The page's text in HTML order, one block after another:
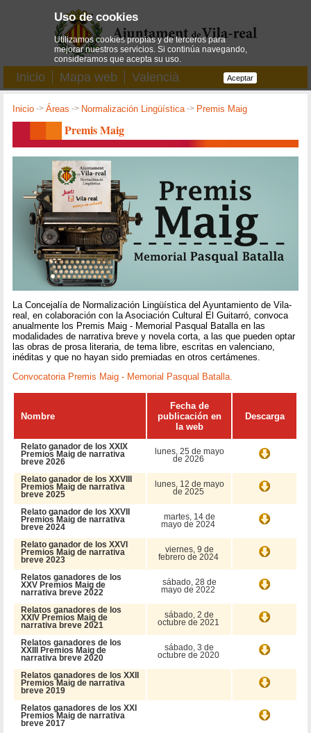
Inicio Mapa web Valencià
Inicio ->Áreas -> Normalización Lingüística-> Premis Maig
Premis Maig
La Concejalía de Normalización Lingüística del Ayuntamiento de Vila-
real, en colaboración con la Asociación Cultural El Guitarró, convoca
anualmente los Premis Maig - Memorial Pasqual Batalla en las
modalidades de narrativa breve y novela corta, a las que pueden optar
las obras de prosa literaria, de tema libre, escritas en valenciano,
inéditas y que no hayan sido premiadas en otros certámenes.
Convocatoria Premis Maig - Memorial Pasqual Batalla.
Nombre
Fecha de
publicación en
la web
Descarga
Relato ganador de los XXIX
Premios Maig de narrativa
breve 2026
lunes, 25 de mayo
de 2026
Relato ganador de los XXVIII
Premios Maig de narrativa
breve 2025
lunes, 12 de mayo
de 2025
Relato ganador de los XXVII
Premios Maig de narrativa
breve 2024
martes, 14 de
mayo de 2024
Relato ganador de los XXVI
Premios Maig de narrativa
breve 2023
viernes, 9 de
febrero de 2024
Relatos ganadores de los
XXV Premios Maig de
narrativa breve 2022
sábado, 28 de
mayo de 2022
Relatos ganadores de los
XXIV Premios Maig de
narrativa breve 2021
sábado, 2 de
octubre de 2021
Relatos ganadores de los
XXIII Premios Maig de
narrativa breve 2020
sábado, 3 de
octubre de 2020
Relatos ganadores de los XXII
Premios Maig de narrativa
breve 2019
Relatos ganadores de los XXI
Premios Maig de narrativa
breve 2017
Uso de cookies
Utilizamos cookies propias y de terceros para
mejorar nuestros servicios. Si continúa navegando,
consideramos que acepta su uso.
Aceptar